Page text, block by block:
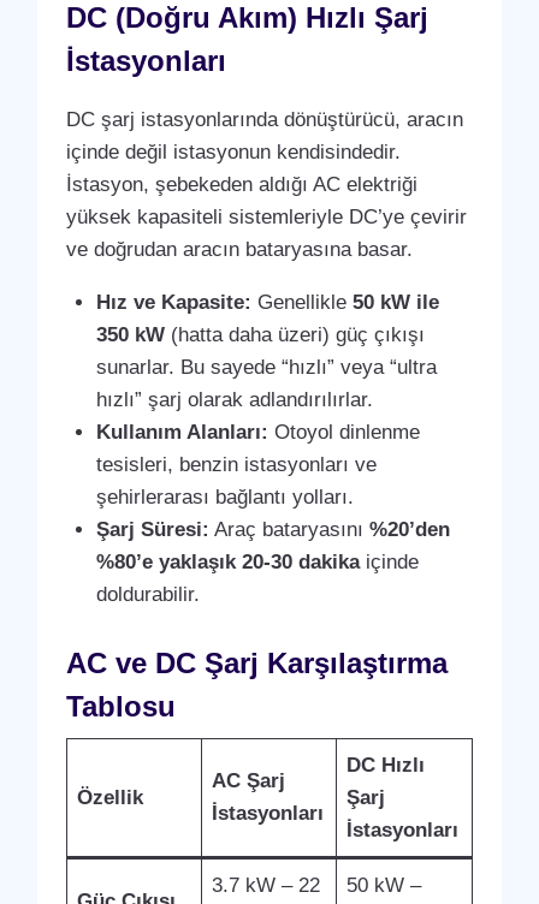
DC (Doğru Akım) Hızlı Şarj
İstasyonları
DC şarj istasyonlarında dönüştürücü, aracın
içinde değil istasyonun kendisindedir.
İstasyon, şebekeden aldığı AC elektriği
yüksek kapasiteli sistemleriyle DC’ye çevirir
ve doğrudan aracın bataryasına basar.
Hız ve Kapasite: Genellikle50 kW ile
350 kW (hatta daha üzeri) güç çıkışı
sunarlar. Bu sayede “hızlı” veya “ultra
hızlı” şarj olarak adlandırılırlar.
Kullanım Alanları: Otoyol dinlenme
tesisleri, benzin istasyonları ve
şehirlerarası bağlantı yolları.
Şarj Süresi: Araç bataryasını%20’den
%80’e yaklaşık 20-30 dakikaiçinde
doldurabilir.
AC ve DC Şarj Karşılaştırma
Tablosu
Özellik
AC Şarj
İstasyonları
DC Hızlı
Şarj
İstasyonları
3.7 kW – 22 50 kW –